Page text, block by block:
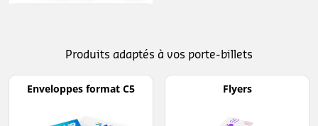
Produits adaptés à vos porte-billets
Enveloppes format C5 Flyers